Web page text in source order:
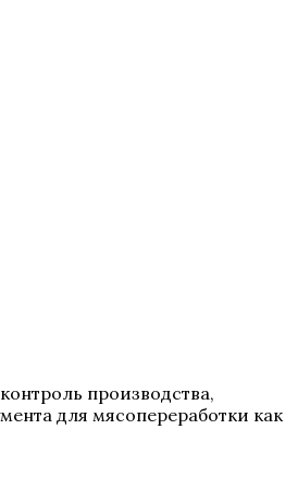
производства,
для мясопереработки как